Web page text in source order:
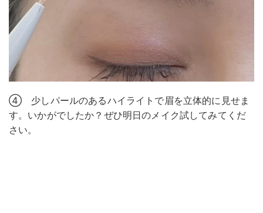
④ 少しパールのあるハイライトで眉を立体的に見せま
す。いかがでしたか？ぜひ明日のメイク試してみてくだ
さい。